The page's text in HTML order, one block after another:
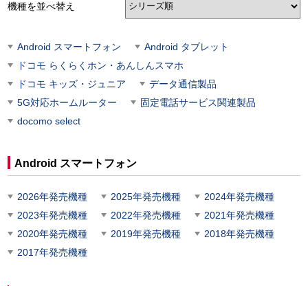
機種を並べ替え
Android スマートフォン
Android タブレット
ドコモ らくらくホン・あんしんスマホ
ドコモ キッズ・ジュニア
データ通信製品
5G対応ホームルーター
固定電話サービス関連製品
docomo select
Android スマートフォン
2026年発売機種 2025年発売機種
2024年発売機種
2023年発売機種
2022年発売機種
2021年発売機種
2020年発売機種
2019年発売機種
2018年発売機種
2017年発売機種